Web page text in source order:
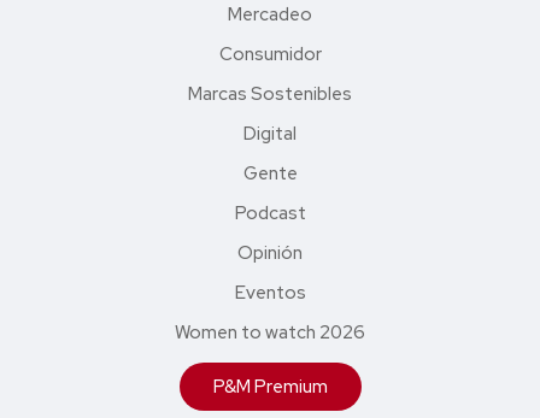
Mercadeo
Consumidor
Marcas Sostenibles
Digital
Gente
Podcast
Opinión
Eventos
Women to watch 2026
P&M Premium